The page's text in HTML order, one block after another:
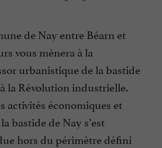
de Nay entre Béarn et
vous mènera à la
urbanistique de la bastide
la Révolution industrielle.
activités économiques et
bastide de Nay s’est
hors du périmètre défini